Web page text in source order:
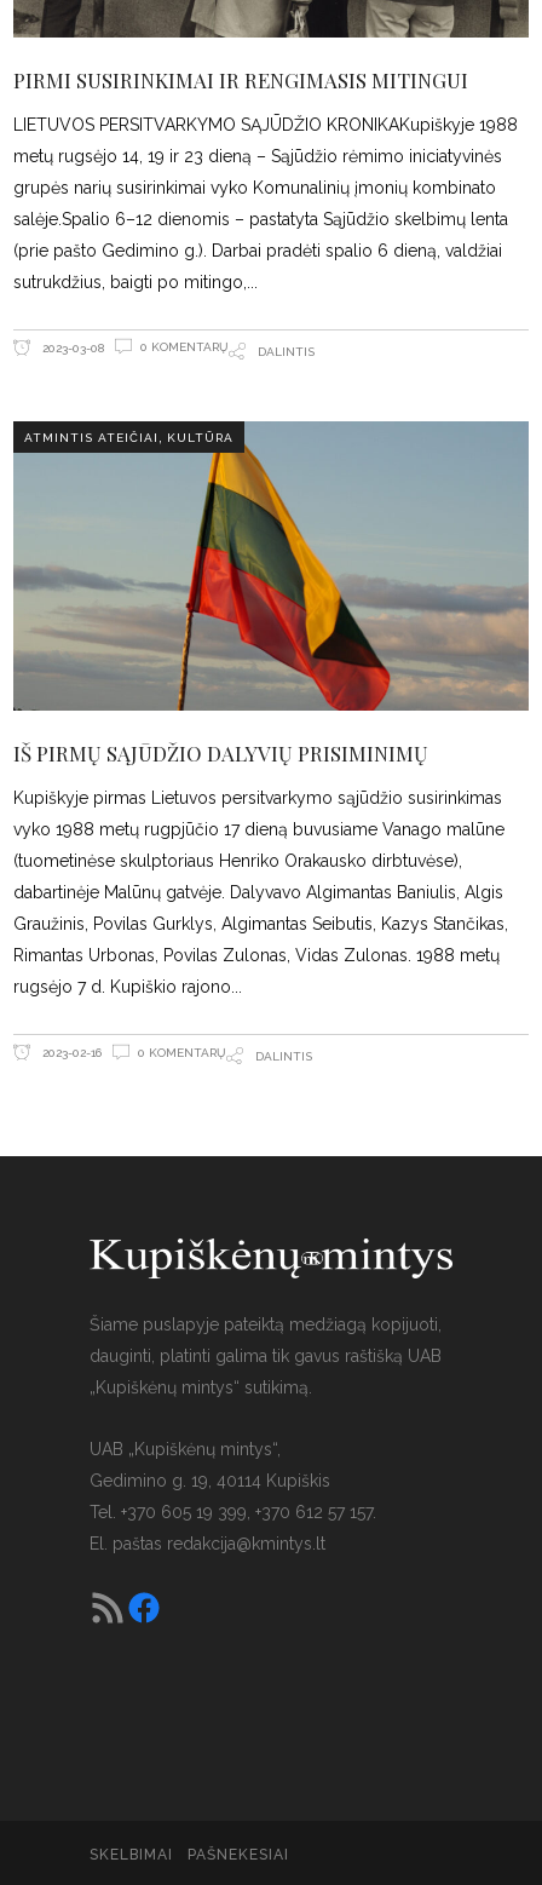
PIRMI SUSIRINKIMAI IR RENGIMASIS MITINGUI
LIETUVOS PERSITVARKYMO SĄJŪDŽIO KRONIKAKupiškyje 1988
metų rugsėjo 14, 19 ir 23 dieną – Sąjūdžio rėmimo iniciatyvinės
grupės narių susirinkimai vyko Komunalinių įmonių kombinato
salėje.Spalio 6–12 dienomis – pastatyta Sąjūdžio skelbimų lenta
(prie pašto Gedimino g.). Darbai pradėti spalio 6 dieną, valdžiai
sutrukdžius, baigti po mitingo,
2023-03-08 0 KOMENTARŲ DALINTIS
ATMINTIS ATEIČIAI KULTŪRA
IŠ PIRMŲ SĄJŪDŽIO DALYVIŲ PRISIMINIMŲ
Kupiškyje pirmas Lietuvos persitvarkymo sąjūdžio susirinkimas
vyko 1988 metų rugpjūčio 17 dieną buvusiame Vanago malūne
(tuometinėse skulptoriaus Henriko Orakausko dirbtuvėse),
dabartinėje Malūnų gatvėje. Dalyvavo Algimantas Baniulis, Algis
Graužinis, Povilas Gurklys, Algimantas Seibutis, Kazys Stančikas,
Rimantas Urbonas, Povilas Zulonas, Vidas Zulonas. 1988 metų
rugsėjo 7 d. Kupiškio rajono
2023-02-16 0 KOMENTARŲ DALINTIS
Šiame puslapyje pateiktą medžiagą kopijuoti,
dauginti, platinti galima tik gavus raštišką UAB
„Kupiškėnų mintys“ sutikimą.
UAB „Kupiškėnų mintys“,
Gedimino g. 19, 40114 Kupiškis
Tel. +370 605 19 399, +370 612 57 157.
El. paštas redakcija@kmintys.lt
SKELBIMAI PAŠNEKESIAI